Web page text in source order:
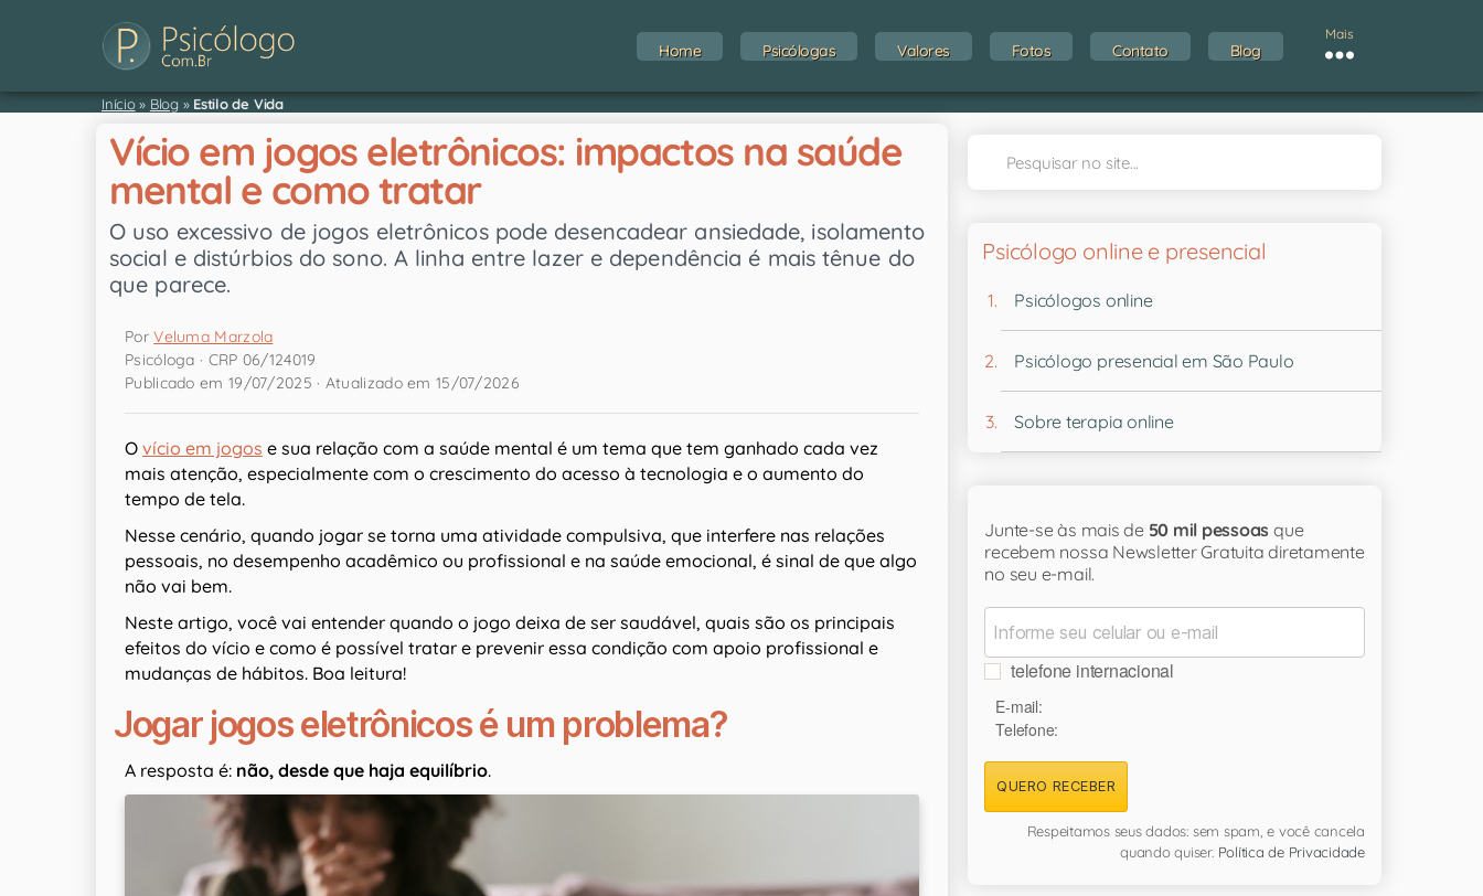
Home Psicólogas Valores Fotos Contato Blog
Mais
Início» Blog» Estilo de Vida
Vício em jogos eletrônicos: impactos na saúde
mental e como tratar
O uso excessivo de jogos eletrônicos pode desencadear ansiedade, isolamento
social e distúrbios do sono. A linha entre lazer e dependência é mais tênue do
que parece.
PorVeluma Marzola
Psicóloga · CRP 06/124019
Publicado em 19/07/2025 · Atualizado em 15/07/2026
O vício em jogos e sua relação com a saúde mental é um tema que tem ganhado cada vez
mais atenção, especialmente com o crescimento do acesso à tecnologia e o aumento do
tempo de tela.
Nesse cenário, quando jogar se torna uma atividade compulsiva, que interfere nas relações
pessoais, no desempenho acadêmico ou profissional e na saúde emocional, é sinal de que algo
não vai bem.
Neste artigo, você vai entender quando o jogo deixa de ser saudável, quais são os principais
efeitos do vício e como é possível tratar e prevenir essa condição com apoio profissional e
mudanças de hábitos. Boa leitura!
Jogar jogos eletrônicos é um problema?
A resposta é: não, desde que haja equilíbrio.
Psicólogo online e presencial
Psicólogos online
Psicólogo presencial em São Paulo
Sobre terapia online
Junte-se às mais de 50 mil pessoas que
recebem nossa Newsletter Gratuita diretamente
no seu e-mail.
telefone internacional
E-mail:
Telefone:
QUERO RECEBER
Respeitamos seus dados: sem spam, e você cancela
quando quiser. Política de Privacidade